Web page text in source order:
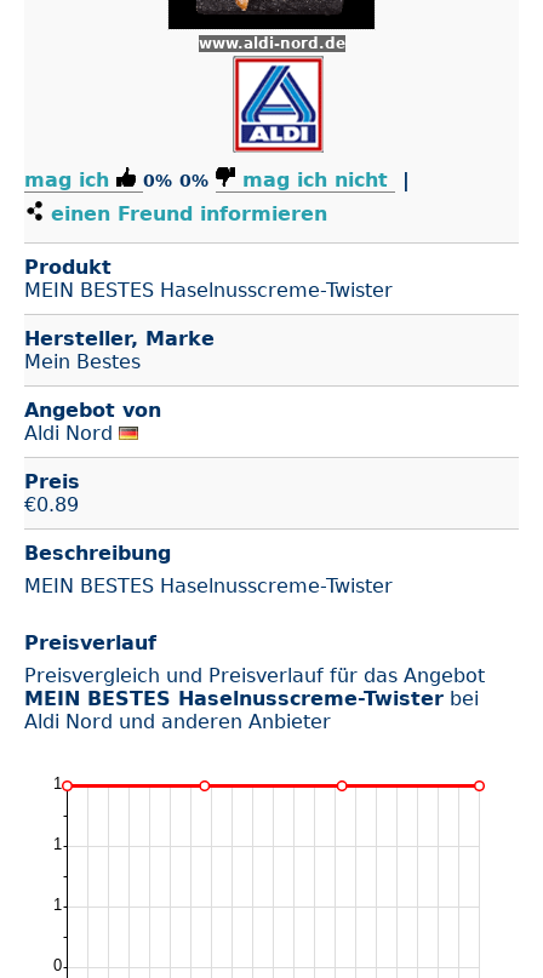
www.aldi-nord.de
mag ich 0% 0% mag ich nicht
|
einen Freund informieren
Produkt
MEIN BESTES Haselnusscreme-Twister
Hersteller, Marke
Mein Bestes
Angebot von
Aldi Nord
Preis
€0.89
Beschreibung
MEIN BESTES Haselnusscreme-Twister
Preisverlauf
Preisvergleich und Preisverlauf für das Angebot
MEIN BESTES Haselnusscreme-Twister bei
Aldi Nord und anderen Anbieter